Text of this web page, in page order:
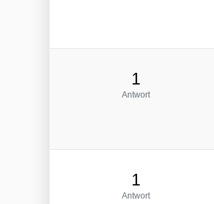
1
Antwort
1
Antwort